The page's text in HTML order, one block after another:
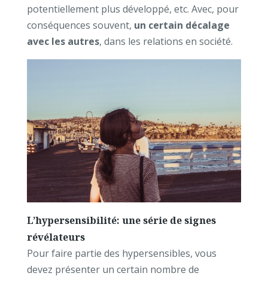
potentiellement plus développé, etc. Avec, pour
conséquences souvent, un certain décalage
avec les autres, dans les relations en société.
L’hypersensibilité: une série de signes
révélateurs
Pour faire partie des hypersensibles, vous
devez présenter un certain nombre de